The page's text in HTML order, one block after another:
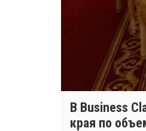
В Business
края по